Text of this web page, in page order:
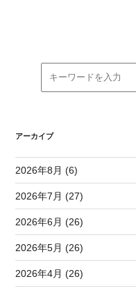
アーカイブ
2026年8月 (6)
2026年7月 (27)
2026年6月 (26)
2026年5月 (26)
2026年4月 (26)